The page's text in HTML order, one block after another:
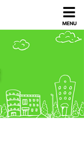
MENU